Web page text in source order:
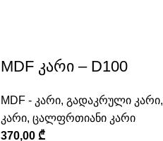
MDF კარი – D100
MDF - კარი, გადაკრული კარი,
კარი, ცალფრთიანი კარი
370,00 ₾